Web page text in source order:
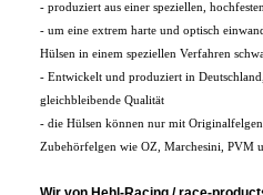
- produziert aus einer speziellen,
- um eine extrem harte und optisch
Hülsen in einem speziellen Verfahren
- Entwickelt und produziert in
gleichbleibende Qualität
- die Hülsen können nur mit
Zubehörfelgen wie OZ, Marchesini, PVM